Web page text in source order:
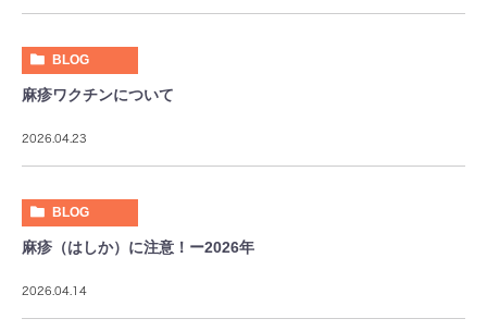
BLOG
麻疹ワクチンについて
2026.04.23
BLOG
麻疹（はしか）に注意！ー2026年
2026.04.14